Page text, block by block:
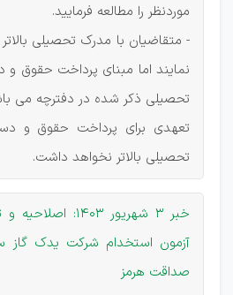
موردنظر را مطالعه فرمایید.
- متقاضیان با مدرک تحصیلی
نمایند اما مبنای پرداخت حقوق
تحصیلی ذکر شده در دفترچه می
تعهدی برای پرداخت حقوق و
تحصیلی بالاتر نخواهد داشت.
خبر 3 شهریور
آزمون استخدام شرکت یدک
صداقت هرمز